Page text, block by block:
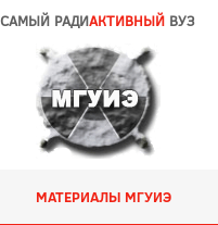
САМЫЙ РАДИАКТИВНЫЙ ВУЗ
МАТЕРИАЛЫ МГУИЭ